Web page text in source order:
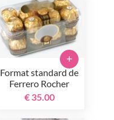
Format standard de
Ferrero Rocher
€ 35.00
+